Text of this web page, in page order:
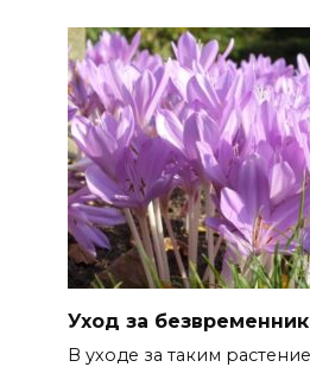
Уход за
В уходе за таким